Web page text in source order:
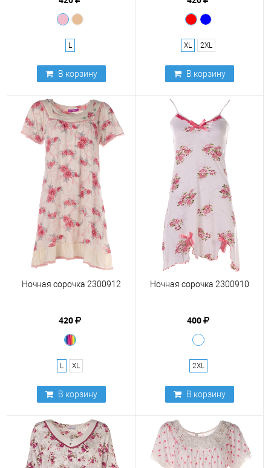
L
В корзину
XL 2XL
В корзину
Ночная сорочка 2300912
420
L XL
В корзину
Ночная сорочка 2300910
400
2XL
В корзину